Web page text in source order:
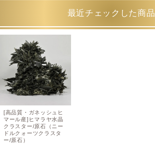
最近チェックした商品
[高品質・ガネッシュヒ
マール産]ヒマラヤ水晶
クラスター/原石（ニー
ドルクォーツクラスタ
ー/原石）